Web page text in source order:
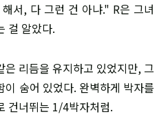
서, 다 그런 건 아냐." R은 그녀
걸 알았다.
리듬을 유지하고 있었지만, 그
숨어 있었다. 완벽하게 박자를
건너뛰는 1/4박자처럼.